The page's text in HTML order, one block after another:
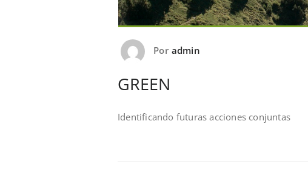
Por admin
GREEN
Identificando futuras acciones conjuntas